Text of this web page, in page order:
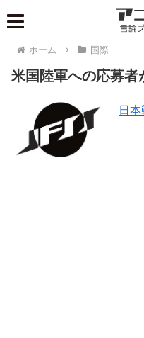
ホーム 国際
米国陸軍への応募者
日